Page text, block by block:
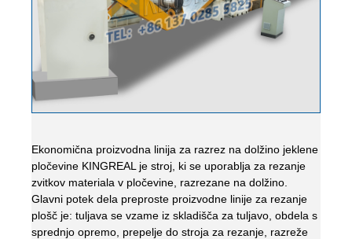
Ekonomična proizvodna linija za razrez na dolžino jeklene
pločevine KINGREAL je stroj, ki se uporablja za rezanje
zvitkov materiala v pločevine, razrezane na dolžino.
Glavni potek dela preproste proizvodne linije za rezanje
plošč je: tuljava se vzame iz skladišča za tuljavo, obdela s
sprednjo opremo, prepelje do stroja za rezanje, razreže